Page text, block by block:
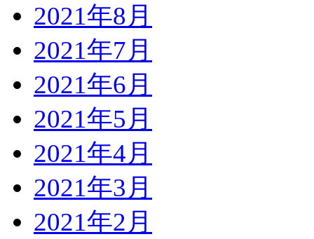
2021年8月
2021年7月
2021年6月
2021年5月
2021年4月
2021年3月
2021年2月